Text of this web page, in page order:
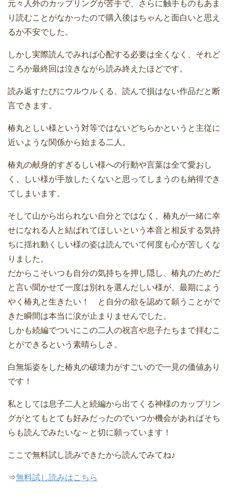
元々人外のカップリングが苦手で、さらに触手ものもあま
り読むことがなかったので購入後はちゃんと面白いと思え
るか不安でした。
しかし実際読んでみれば心配する必要は全くなく、それど
ころか最終回は泣きながら読み終えたほどです。
読み返すたびにウルウルくる、読んで損はない作品だと断
言できます。
椿丸としい様という対等ではないどちらかというと主従に
近いような関係から始まる二人。
椿丸の献身的すぎるしい様への行動や言葉は全て愛おし
く、しい様が手放したくないと思ってしまうのも納得でき
てしまいます。
そして山から出られない自分とではなく、椿丸が一緒に幸
せになれる人と結ばれてほしいという本音と相反する気持
ちに揺れ動くしい様の姿は読んでいて何度も心が苦しくな
りました。
だからこそいつも自分の気持ちを押し隠し、椿丸のためだ
と言い聞かせて一度は別れを選んだしい様が、最期によう
やく椿丸と生きたい！ と自分の欲を認めて願うことがで
きた瞬間は本当に涙が止まりませんでした。
しかも続編でついにこの二人の祝言や息子たちまで拝むこ
とができるという素晴らしさ。
白無垢姿をした椿丸の破壊力がすごいので一見の価値あり
です！
私としては息子二人と続編から出てくる神様のカップリン
グがとてもとても好みだったのでいつか機会があればそち
らも読んでみたいな～と切に願っています！
ここで無料試し読みできたから読んでみてね♪
⇒無料試し読みはこちら